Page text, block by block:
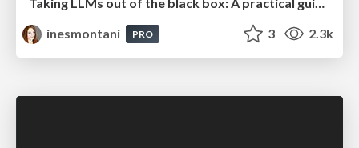
inesmontani
PRO 3 2.3k